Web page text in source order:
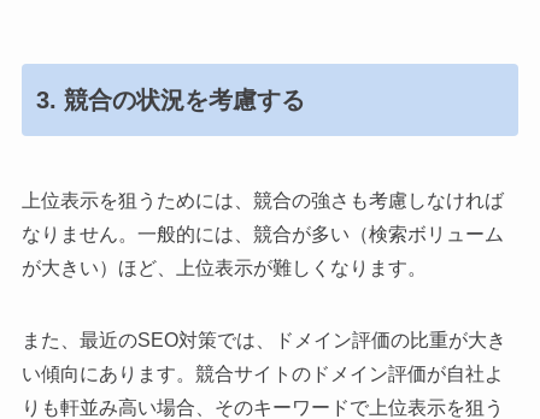
3. 競合の状況を考慮する
上位表示を狙うためには、競合の強さも考慮しなければ
なりません。一般的には、競合が多い（検索ボリューム
が大きい）ほど、上位表示が難しくなります。
また、最近のSEO対策では、ドメイン評価の比重が大き
い傾向にあります。競合サイトのドメイン評価が自社よ
りも軒並み高い場合、そのキーワードで上位表示を狙う